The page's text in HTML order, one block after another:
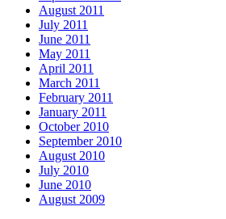
August 2011
July 2011
June 2011
May 2011
April 2011
March 2011
February 2011
January 2011
October 2010
September 2010
August 2010
July 2010
June 2010
August 2009